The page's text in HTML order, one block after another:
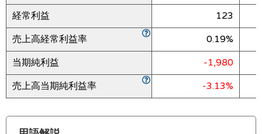
経常利益
123
売上高経常利益率
0.19%
当期純利益
-1,980
売上高当期純利益率
-3.13%